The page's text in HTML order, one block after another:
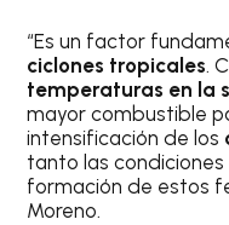
“Es un factor
ciclones tropicales.
temperaturas en la
mayor combustible
intensificación de los
tanto las
formación de estos
Moreno.